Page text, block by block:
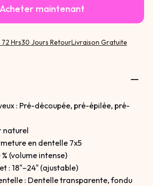
Acheter maintenant
Hrs30 Jours RetourLivraison Gratuite
: Pré-découpée, pré-épilée, pré-
naturel
en dentelle 7x5
(volume intense)
: 18"–24" (ajustable)
: Dentelle transparente, fondu